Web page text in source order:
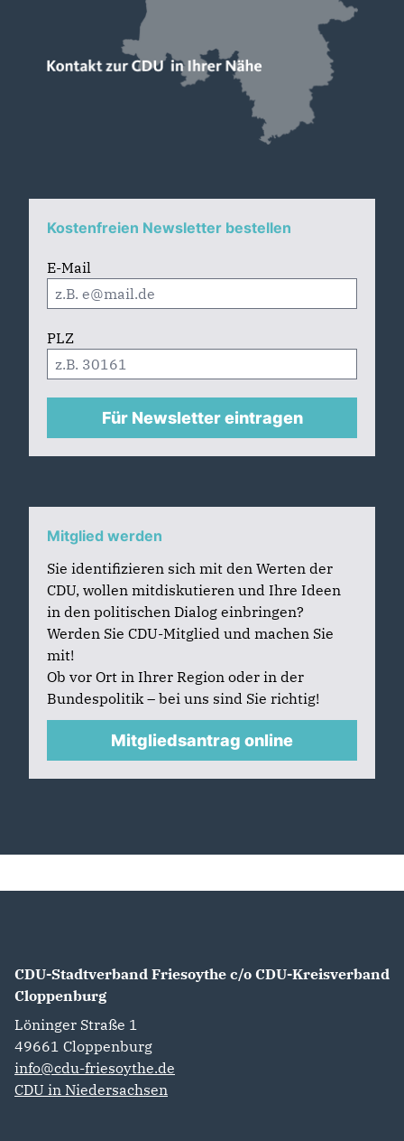
Kostenfreien Newsletter bestellen
E-Mail
PLZ
Für Newsletter eintragen
Mitglied werden
Sie identifizieren sich mit den Werten der
CDU, wollen mitdiskutieren und Ihre Ideen
in den politischen Dialog einbringen?
Werden Sie CDU-Mitglied und machen Sie
mit!
Ob vor Ort in Ihrer Region oder in der
Bundespolitik – bei uns sind Sie richtig!
Mitgliedsantrag online
CDU-Stadtverband Friesoythe c/o CDU-Kreisverband
Cloppenburg
Löninger Straße 1
49661 Cloppenburg
info@cdu-friesoythe.de
CDU in Niedersachsen